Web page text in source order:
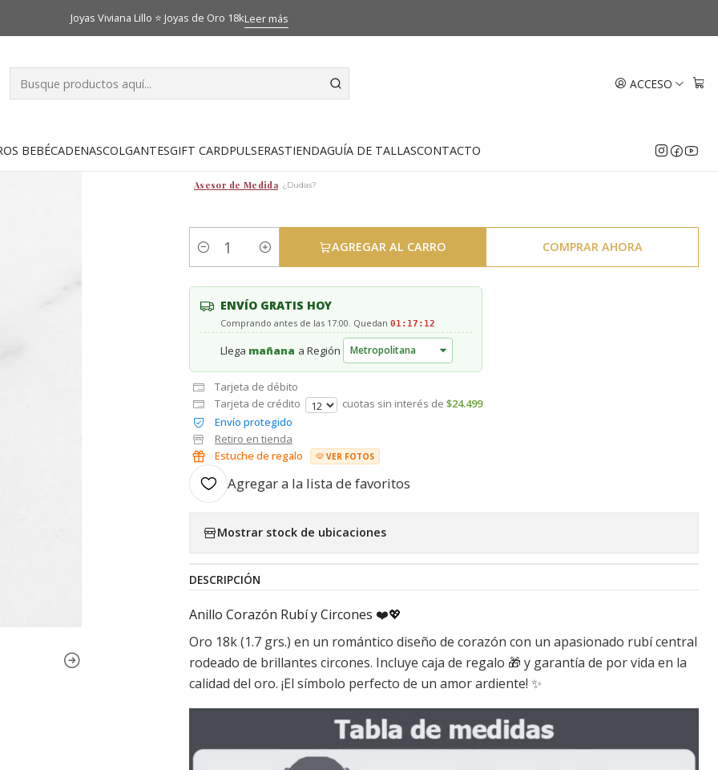
ACCESO
BEBÉCADENASCOLGANTESGIFT CARDPULSERASTIENDAGUÍA DE TALLASCONTACTO
Joyas Viviana Lillo ⭐ Joyas de Oro 18kLeer más
Catálogo Anillos Anillo corazon rubi y circones Oro 18k
|
Anillo corazon rubi y circones Oro 18k
Asesor de Medida ¿Dudas?
Cantidad
AGREGAR AL CARRO COMPRAR AHORA
ENVÍO GRATIS HOY
Comprando antes de las 17:00. Quedan 01:17:11
Llega mañana a Región
Tarjeta de débito
Tarjeta de crédito
cuotas sin interés de $24.499
Envío protegido
Retiro en tienda
Estuche de regalo
VER FOTOS
Agregar a la lista de favoritos
Mostrar stock de ubicaciones
DESCRIPCIÓN
Anillo Corazón Rubí y Circones ❤️💖
Oro 18k (1.7 grs.) en un romántico diseño de corazón con un apasionado rubí central
rodeado de brillantes circones. Incluye caja de regalo 🎁 y garantía de por vida en la
calidad del oro. ¡El símbolo perfecto de un amor ardiente! ✨